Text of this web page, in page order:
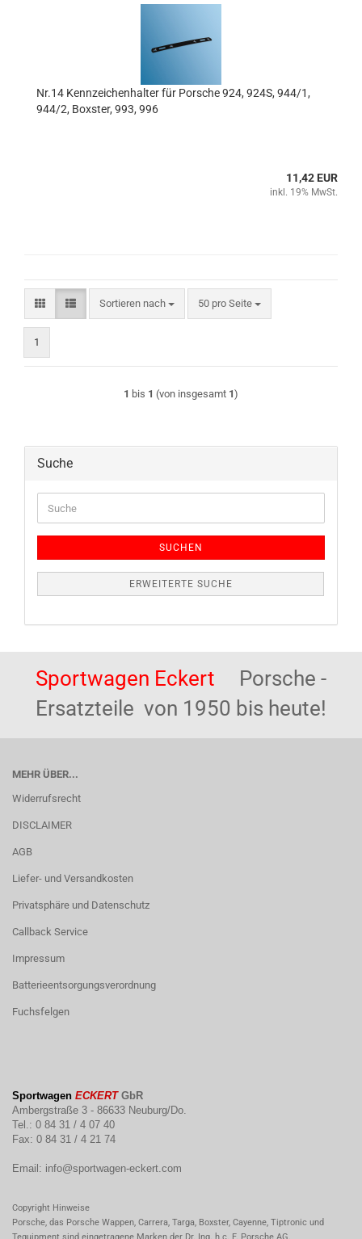
Nr.14 Kennzeichenhalter für Porsche 924, 924S, 944/1,
944/2, Boxster, 993, 996
11,42 EUR
inkl. 19% MwSt.
Sortieren nach
Sortieren nach 50 pro Seite
pro Seite
1
1 bis 1 (von insgesamt 1)
Suche
SUCHEN
ERWEITERTE SUCHE
Sportwagen Eckert Porsche -
Ersatzteile von 1950 bis heute!
MEHR ÜBER...
Widerrufsrecht
DISCLAIMER
AGB
Liefer- und Versandkosten
Privatsphäre und Datenschutz
Callback Service
Impressum
Batterieentsorgungsverordnung
Fuchsfelgen
Sportwagen ECKERTGbR
Ambergstraße 3 - 86633 Neuburg/Do.
Tel.: 0 84 31 / 4 07 40
Fax: 0 84 31 / 4 21 74
Email: info@sportwagen-eckert.com
Copyright Hinweise
Porsche, das Porsche Wappen, Carrera, Targa, Boxster, Cayenne, Tiptronic und